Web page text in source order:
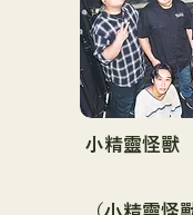
演唱實力，是一
代的創作歌手。
樸實的歌詞和懷
得了不同年齡層
持。成員們充
個性，打造出溫
樂。
目前，他們主要
媒體上發布和直
小精靈怪獸
（小精靈怪